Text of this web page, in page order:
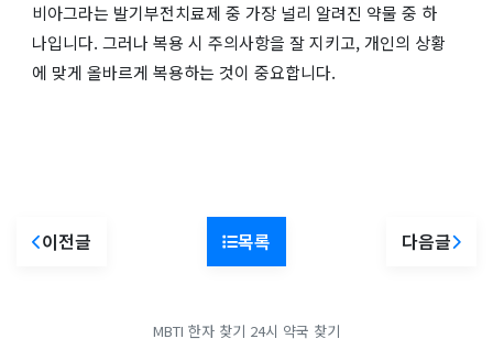
비아그라는 발기부전치료제 중 가장 널리 알려진 약물 중 하
나입니다. 그러나 복용 시 주의사항을 잘 지키고, 개인의 상황
에 맞게 올바르게 복용하는 것이 중요합니다.
이전글 목록 다음글
MBTI 한자 찾기 24시 약국 찾기